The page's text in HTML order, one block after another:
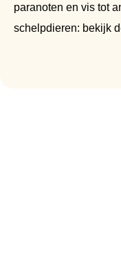
paranoten en vis tot
schelpdieren: bekijk